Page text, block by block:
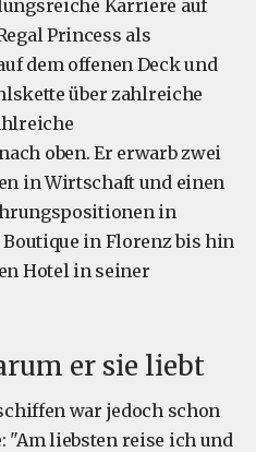
Karriere auf
Princess als
dem offenen Deck und
über zahlreiche
oben. Er erwarb zwei
in Wirtschaft und einen
in
in Florenz bis hin
Hotel in seiner
er sie liebt
war jedoch schon
"Am liebsten reise ich und